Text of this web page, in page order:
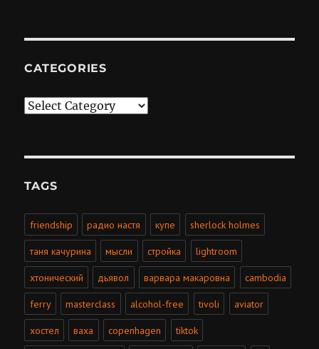
CATEGORIES
Categories
TAGS
friendship радио настя купе sherlock holmes
таня качурина мысли стройка lightroom
хтонический дьявол варвара макаровна cambodia
ferry masterclass alcohol-free tivoli aviator
хостел ваха copenhagen tiktok